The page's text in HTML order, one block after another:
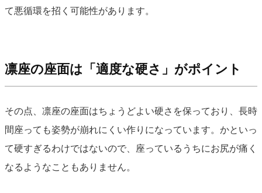
て悪循環を招く可能性があります。
凛座の座面は「適度な硬さ」がポイント
その点、凛座の座面はちょうどよい硬さを保っており、長時
間座っても姿勢が崩れにくい作りになっています。かといっ
て硬すぎるわけではないので、座っているうちにお尻が痛く
なるようなこともありません。